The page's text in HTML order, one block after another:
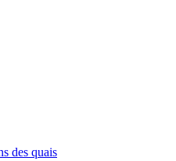
des quais